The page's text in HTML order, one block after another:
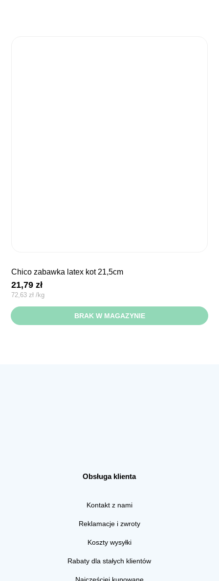
chico zabawka latex kot 21,5cm
21,79zł
72,63zł /kg
BRAK W MAGAZYNIE
Obsługa klienta
Kontakt z nami
Reklamacje i zwroty
Koszty wysyłki
Rabaty dla stałych klientów